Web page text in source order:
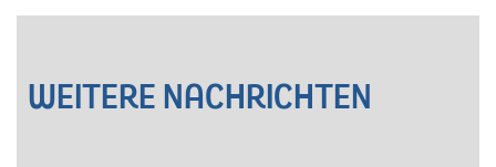
WEITERE NACHRICHTEN